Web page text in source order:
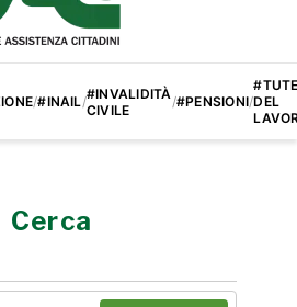
/#INAIL/#INVALIDITÀ
CIVILE
/#PENSIONI/DEL
Cerca